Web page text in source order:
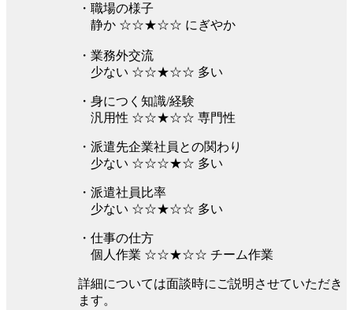
・職場の様子
静か ☆☆★☆☆ にぎやか
・業務外交流
少ない ☆☆★☆☆ 多い
・身につく知識/経験
汎用性 ☆☆★☆☆ 専門性
・派遣先企業社員との関わり
少ない ☆☆☆★☆ 多い
・派遣社員比率
少ない ☆☆★☆☆ 多い
・仕事の仕方
個人作業 ☆☆★☆☆ チーム作業
詳細については面談時にご説明させていただき
ます。